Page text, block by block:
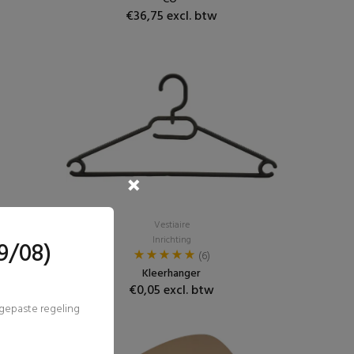
€36,75 excl. btw
Vestiaire
Inrichting
(6)
Kleerhanger
€0,05 excl. btw
08)
regeling